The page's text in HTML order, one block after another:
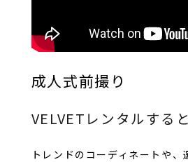
成人式前撮り
VELVETレンタルすると
トレンドのコーディネートや